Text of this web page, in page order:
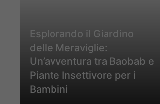
Esplorando il Giardino
delle Meraviglie:
Un’avventura tra Baobab e
Piante Insettivore per i
Bambini